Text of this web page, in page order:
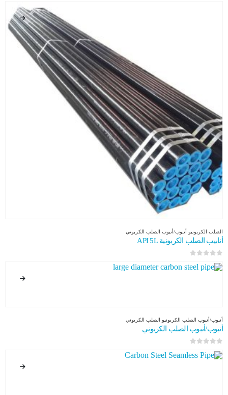
الصلب الكربونيو أنبوب/أنبوب الصلب الكربوني
أنابيب الصلب الكربونية API 5L
أنبوب/أنبوب الصلب الكربونيو الصلب الكربوني
أنبوب/أنبوب الصلب الكربوني